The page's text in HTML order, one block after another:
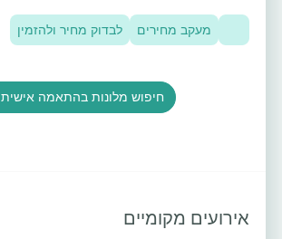
מעקב מחירים לבדוק מחיר ולהזמין
חיפוש מלונות בהתאמה אישית
אירועים מקומיים